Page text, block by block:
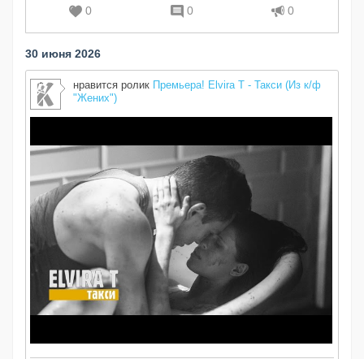
0 0 0
30 июня 2026
нравится ролик Премьера! Elvira T - Такси (Из к/ф
"Жених")